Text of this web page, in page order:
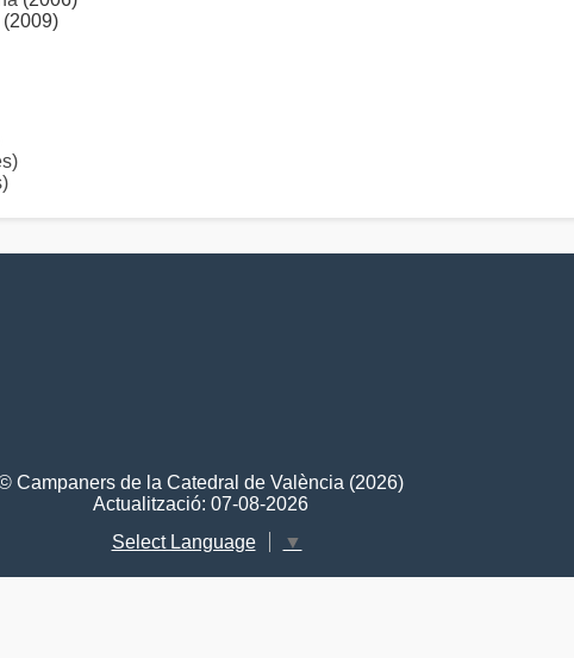
(2009)
Campaners de la Catedral de València (2026)
Actualització: 07-08-2026
Select Language
▼